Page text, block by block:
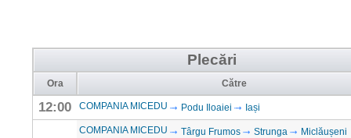
Plecări
Ora Către
12:00 COMPANIA MICEDU Podu Iloaiei Iași
COMPANIA MICEDU Târgu Frumos Strunga
Miclăușeni